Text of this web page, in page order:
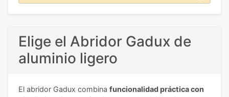
Elige el Abridor Gadux de
aluminio ligero
El abridor Gadux combina funcionalidad práctica con